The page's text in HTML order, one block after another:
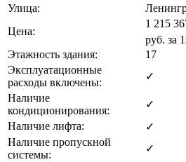
Улица:
Цена:
1 215
руб. за
Этажность здания:
17
Эксплуатационные
расходы включены:
✓
Наличие
кондиционирования:
✓
Наличие лифта:
✓
Наличие пропускной
системы:
✓